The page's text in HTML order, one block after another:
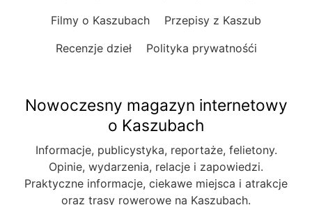
Filmy o Kaszubach
Przepisy z Kaszub
Recenzje dzieł
Polityka prywatnośći
Nowoczesny magazyn internetowy
o Kaszubach
Informacje, publicystyka, reportaże, felietony.
Opinie, wydarzenia, relacje i zapowiedzi.
Praktyczne informacje, ciekawe miejsca i atrakcje
oraz trasy rowerowe na Kaszubach.